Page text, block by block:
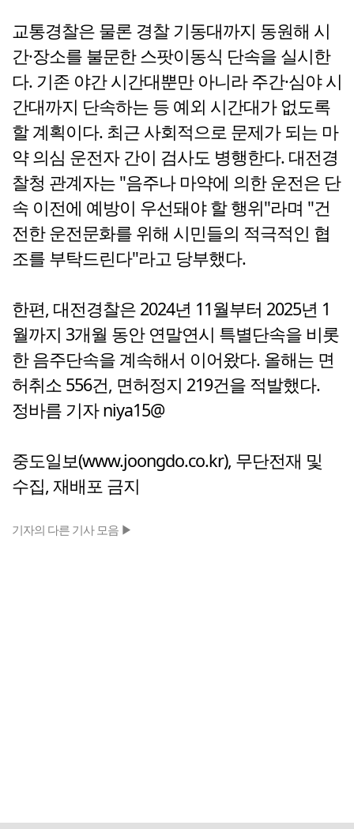
교통경찰은 물론 경찰 기동대까지 동원해 시
간·장소를 불문한 스팟이동식 단속을 실시한
다. 기존 야간 시간대뿐만 아니라 주간·심야 시
간대까지 단속하는 등 예외 시간대가 없도록
할 계획이다. 최근 사회적으로 문제가 되는 마
약 의심 운전자 간이 검사도 병행한다. 대전경
찰청 관계자는 "음주나 마약에 의한 운전은 단
속 이전에 예방이 우선돼야 할 행위"라며 "건
전한 운전문화를 위해 시민들의 적극적인 협
조를 부탁드린다"라고 당부했다.
한편, 대전경찰은 2024년 11월부터 2025년 1
월까지 3개월 동안 연말연시 특별단속을 비롯
한 음주단속을 계속해서 이어왔다. 올해는 면
허취소 556건, 면허정지 219건을 적발했다.
정바름 기자 niya15@
중도일보(www.joongdo.co.kr), 무단전재 및
수집, 재배포 금지
기자의 다른 기사 모음 ▶